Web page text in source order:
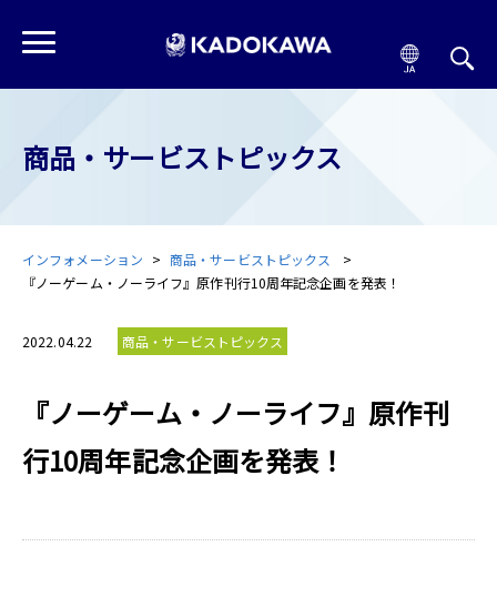
商品・サービストピックス
インフォメーション
商品・サービストピックス
『ノーゲーム・ノーライフ』原作刊行10周年記念企画を発表！
2022.04.22 商品・サービストピックス
『ノーゲーム・ノーライフ』原作刊
行10周年記念企画を発表！